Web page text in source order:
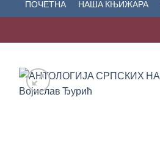
ПОЧЕТНА НАША КЊИЖАРА